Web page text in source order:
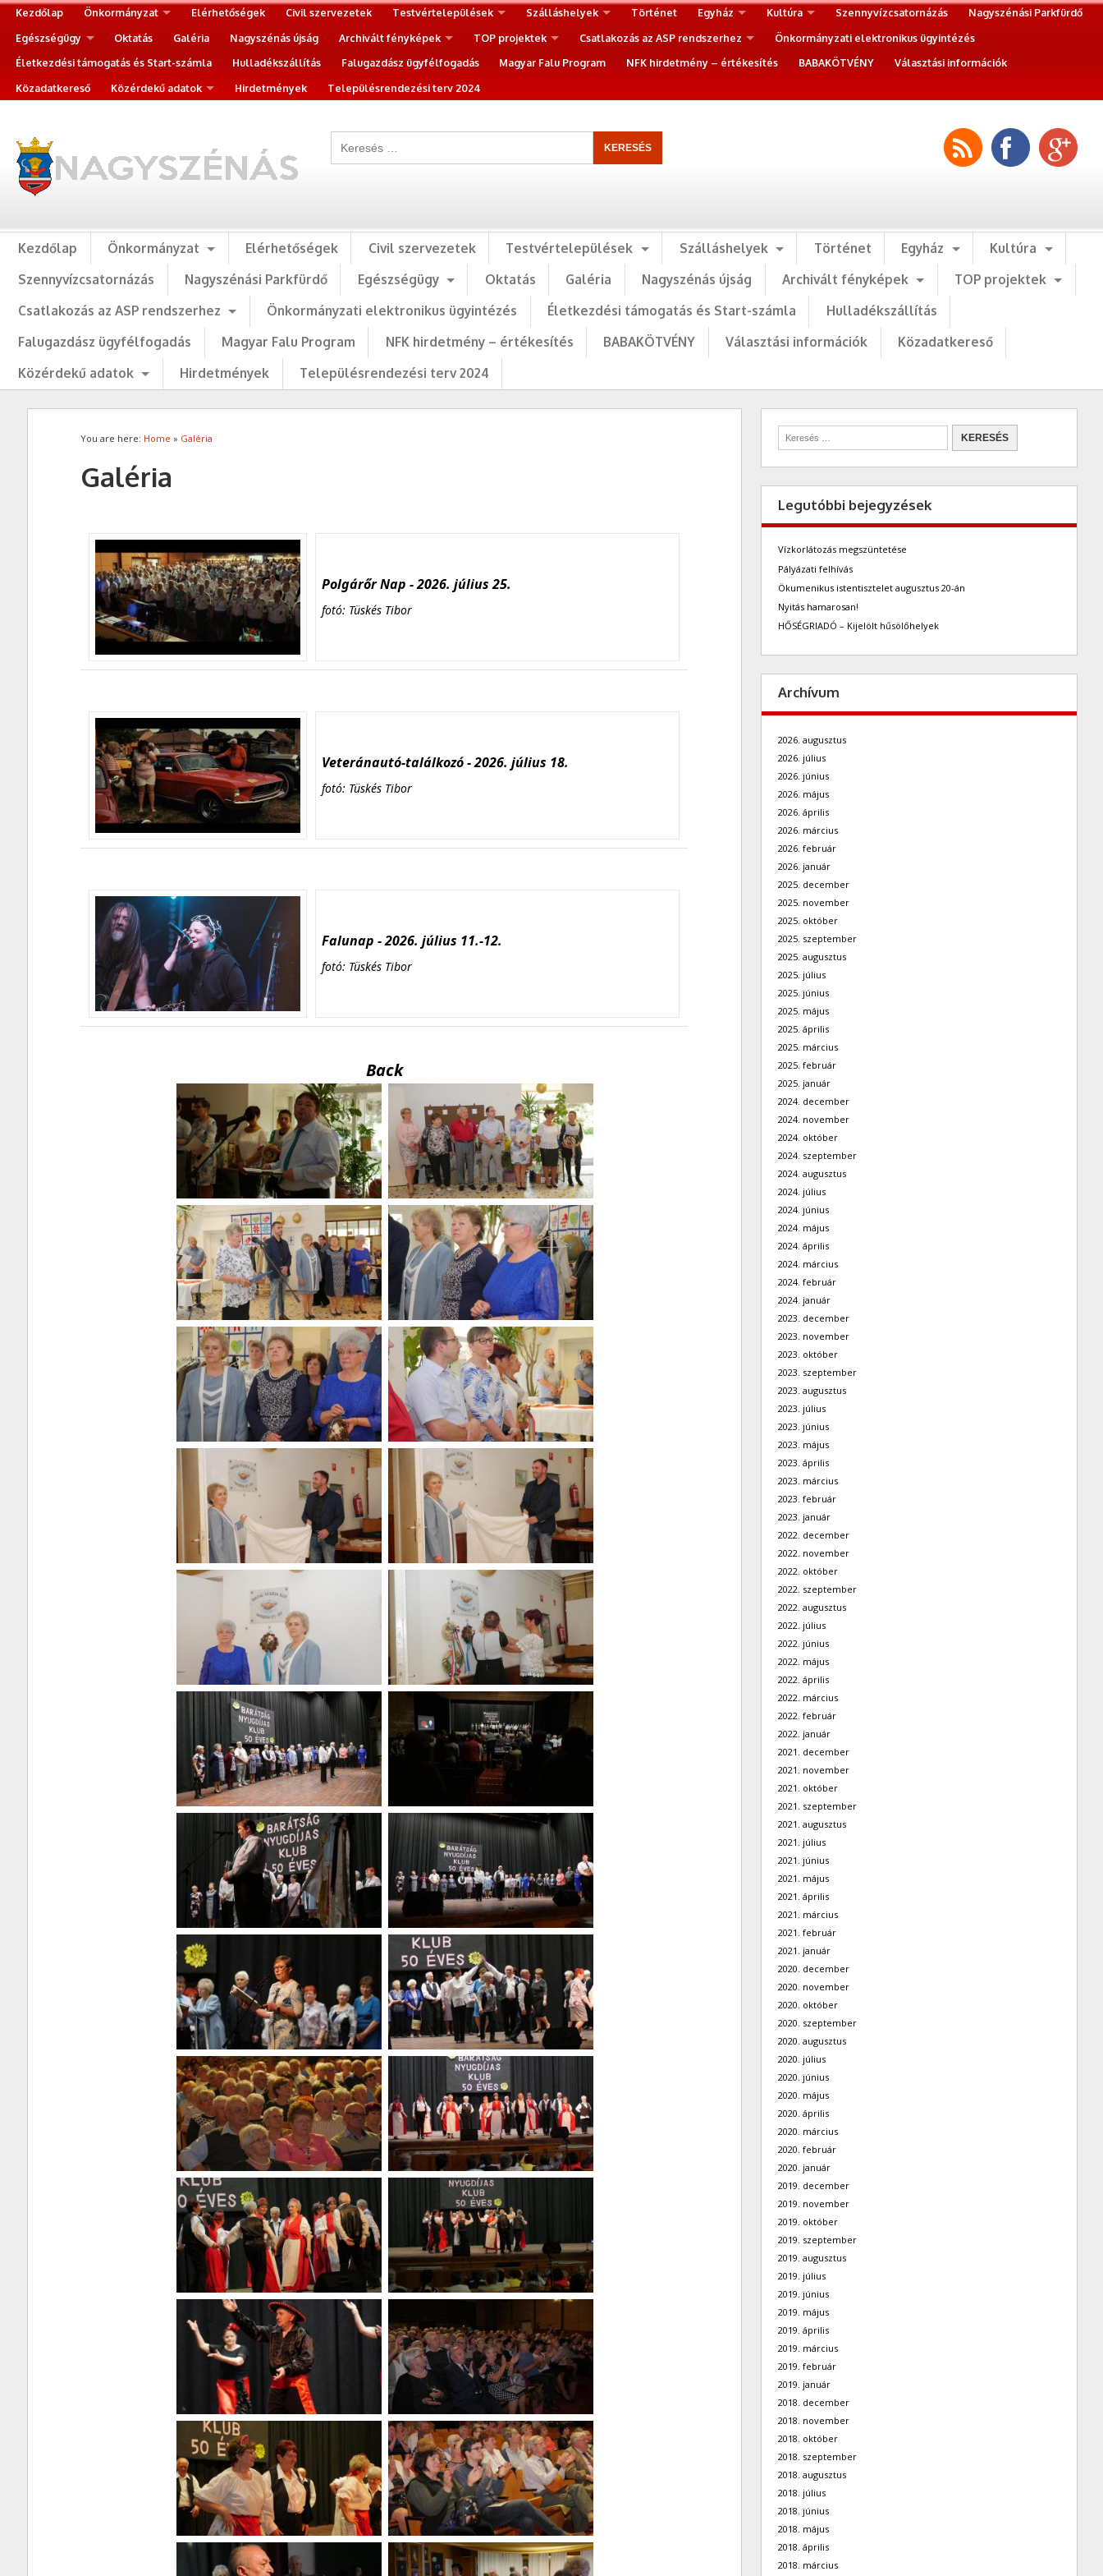
Kezdőlap Önkormányzat Elérhetőségek Civil szervezetek Testvértelepülések Szálláshelyek Történet Egyház Kultúra Szennyvízcsatornázás
Nagyszénási Parkfürdő
Egészségügy
Oktatás Galéria Nagyszénás újság Archivált fényképek TOP projektek Csatlakozás az ASP rendszerhez
Önkormányzati elektronikus ügyintézés
Életkezdési támogatás és Start-számla
Hulladékszállítás Falugazdász ügyfélfogadás Magyar Falu Program NFK hirdetmény – értékesítés BABAKÖTVÉNY
Választási információk
Közadatkereső
Közérdekű adatok Hirdetmények Településrendezési terv 2024
Kezdőlap Önkormányzat Elérhetőségek Civil szervezetek Testvértelepülések Szálláshelyek Történet Egyház
Kultúra
Szennyvízcsatornázás
Nagyszénási Parkfürdő Egészségügy Oktatás Galéria Nagyszénás újság Archivált fényképek
TOP projektek
Csatlakozás az ASP rendszerhez
Önkormányzati elektronikus ügyintézés Életkezdési támogatás és Start-számla
Hulladékszállítás
Falugazdász ügyfélfogadás
Magyar Falu Program NFK hirdetmény – értékesítés BABAKÖTVÉNY Választási információk
Közadatkereső
Közérdekű adatok
Hirdetmények Településrendezési terv 2024
You are here: Home » Galéria
Galéria
Polgárőr Nap - 2026. július 25.
fotó: Tüskés Tibor
Veteránautó-találkozó - 2026. július 18.
fotó: Tüskés Tibor
Falunap - 2026. július 11.-12.
fotó: Tüskés Tibor
Back
Legutóbbi bejegyzések
Vízkorlátozás megszüntetése
Pályázati felhívás
Ökumenikus istentisztelet augusztus 20-án
Nyitás hamarosan!
HŐSÉGRIADÓ – Kijelölt hűsölőhelyek
Archívum
2026. augusztus
2026. július
2026. június
2026. május
2026. április
2026. március
2026. február
2026. január
2025. december
2025. november
2025. október
2025. szeptember
2025. augusztus
2025. július
2025. június
2025. május
2025. április
2025. március
2025. február
2025. január
2024. december
2024. november
2024. október
2024. szeptember
2024. augusztus
2024. július
2024. június
2024. május
2024. április
2024. március
2024. február
2024. január
2023. december
2023. november
2023. október
2023. szeptember
2023. augusztus
2023. július
2023. június
2023. május
2023. április
2023. március
2023. február
2023. január
2022. december
2022. november
2022. október
2022. szeptember
2022. augusztus
2022. július
2022. június
2022. május
2022. április
2022. március
2022. február
2022. január
2021. december
2021. november
2021. október
2021. szeptember
2021. augusztus
2021. július
2021. június
2021. május
2021. április
2021. március
2021. február
2021. január
2020. december
2020. november
2020. október
2020. szeptember
2020. augusztus
2020. július
2020. június
2020. május
2020. április
2020. március
2020. február
2020. január
2019. december
2019. november
2019. október
2019. szeptember
2019. augusztus
2019. július
2019. június
2019. május
2019. április
2019. március
2019. február
2019. január
2018. december
2018. november
2018. október
2018. szeptember
2018. augusztus
2018. július
2018. június
2018. május
2018. április
2018. március